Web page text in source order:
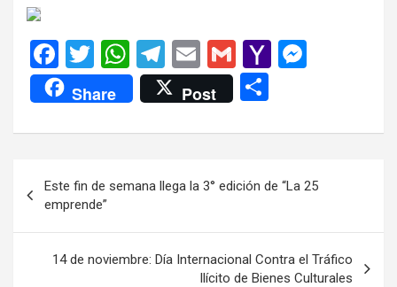
F
a
ce
b
o
k
T
wi
tt
er
W
h
at
s
p
p
T
el
e
gr
m
E
m
ail
G
m
ail
Y
o
M
ail
n
er
Share Post
m
p
ar
tir
de
entradas
Este fin de semana llega la 3° edición de “La 25
emprende”
14 de noviembre: Día Internacional Contra el Tráfico
Ilícito de Bienes Culturales